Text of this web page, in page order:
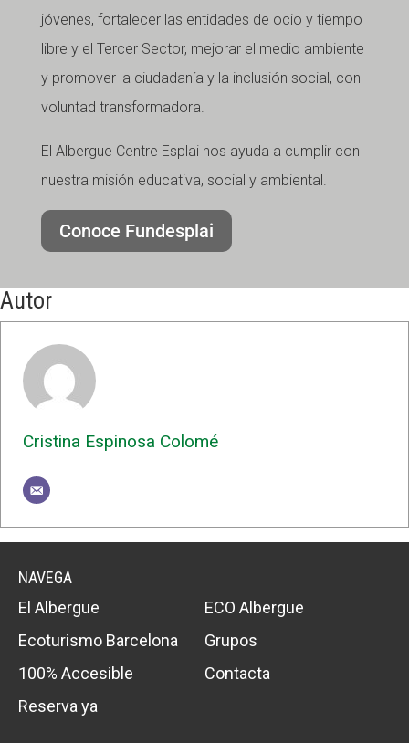
jóvenes, fortalecer las entidades de ocio y tiempo
libre y el Tercer Sector, mejorar el medio ambiente
y promover la ciudadanía y la inclusión social, con
voluntad transformadora.
El Albergue Centre Esplai nos ayuda a cumplir con
nuestra misión educativa, social y ambiental.
Conoce Fundesplai
Autor
Cristina Espinosa Colomé
NAVEGA
El Albergue
ECO Albergue
Ecoturismo Barcelona
Grupos
100% Accesible
Contacta
Reserva ya